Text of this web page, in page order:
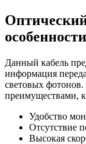
Данный кабель
информация
световых фотонов.
преимуществами,
Удобство
Отсутствие
Высокая